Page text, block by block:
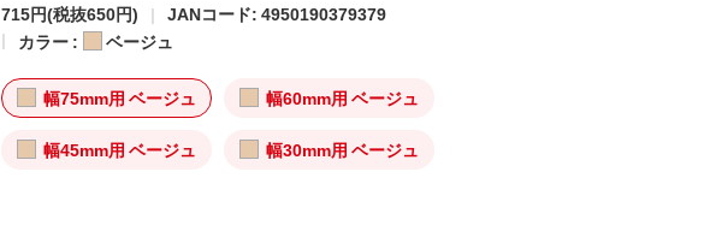
715円(税抜650円)
JANコード: 4950190379379
カラー :
ベージュ
幅75mm用 ベージュ 幅60mm用 ベージュ
幅45mm用 ベージュ 幅30mm用 ベージュ